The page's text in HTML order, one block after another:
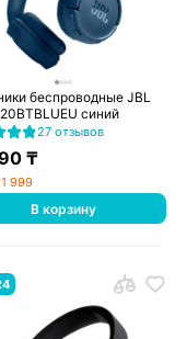
беспроводные JBL
синий
27 отзывов
₸
999
В корзину